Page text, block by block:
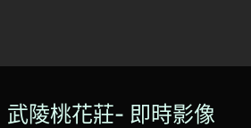
武陵桃花莊- 即時影像